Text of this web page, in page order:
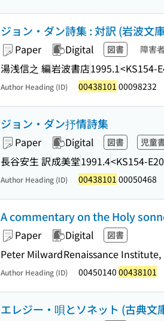
ジョン・ダン詩集 : 対訳 (岩波文
Paper Digital 図書 障害
湯浅信之 編岩波書店1995.1<KS154-
Author Heading (ID) 00438101 00098232
ジョン・ダン抒情詩集
Paper Digital 図書 児童
長谷安生 訳成美堂1991.4<KS154-
Author Heading (ID) 00438101 00050468
A commentary on the Holy
Paper Digital 図書
Peter MilwardRenaissance
Author Heading (ID) 00450140 00438101
エレジー・唄とソネット (古典文